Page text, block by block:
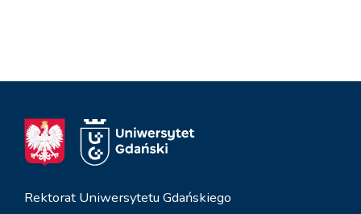
Rektorat Uniwersytetu Gdańskiego